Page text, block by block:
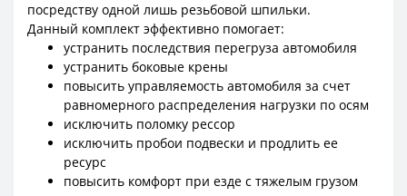
посредству одной лишь резьбовой шпильки.
Данный комплект эффективно помогает:
устранить последствия перегруза автомобиля
устранить боковые крены
повысить управляемость автомобиля за счет
равномерного распределения нагрузки по осям
исключить поломку рессор
исключить пробои подвески и продлить ее
ресурс
повысить комфорт при езде с тяжелым грузом